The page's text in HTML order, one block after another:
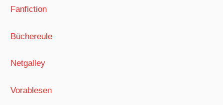
Fanfiction
Büchereule
Netgalley
Vorablesen